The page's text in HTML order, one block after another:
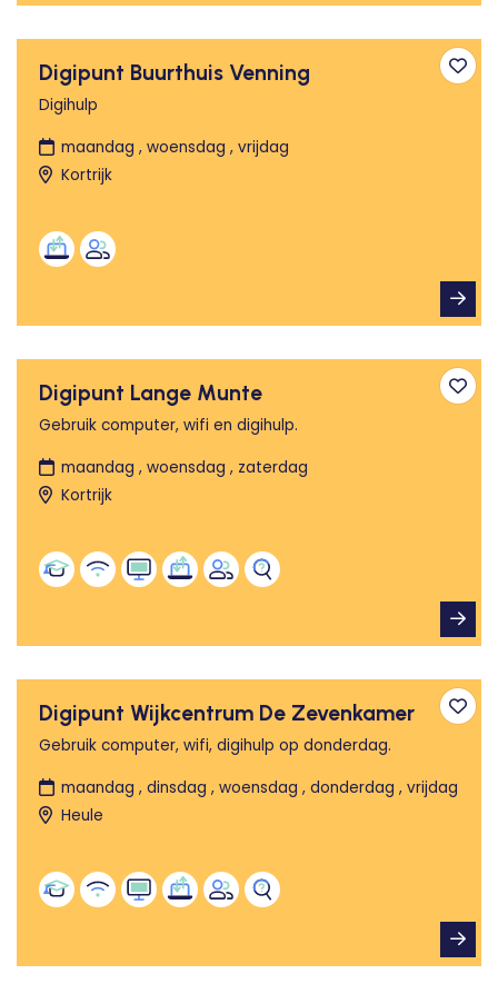
Digipunt Buurthuis Venning
Digihulp
maandag , woensdag , vrijdag
Kortrijk
Digipunt Lange Munte
Gebruik computer, wifi en digihulp.
maandag , woensdag , zaterdag
Kortrijk
Digipunt Wijkcentrum De Zevenkamer
Gebruik computer, wifi, digihulp op donderdag.
maandag , dinsdag , woensdag , donderdag , vrijdag
Heule